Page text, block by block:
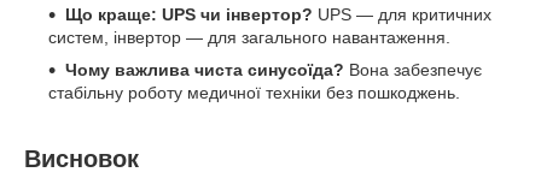
Що краще: UPS чи інвертор? UPS — для критичних
систем, інвертор — для загального навантаження.
Чому важлива чиста синусоїда? Вона забезпечує
стабільну роботу медичної техніки без пошкоджень.
Висновок